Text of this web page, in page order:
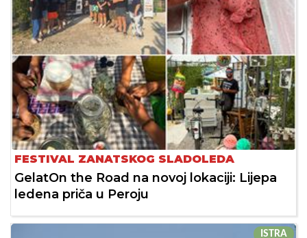
FESTIVAL ZANATSKOG SLADOLEDA
GelatOn the Road na novoj lokaciji: Lijepa
ledena priča u Peroju
ISTRA